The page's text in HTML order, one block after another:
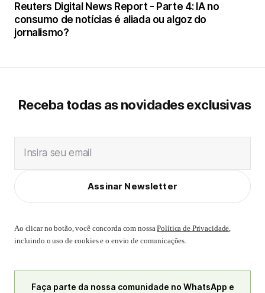
Reuters Digital News Report - Parte 4: IA no
consumo de notícias é aliada ou algoz do
jornalismo?
Receba todas as novidades exclusivas
Insira seu email
Assinar Newsletter
Ao clicar no botão, você concorda com nossaPolítica de Privacidade,
incluindo o uso de cookies e o envio de comunicações.
Faça parte da nossa comunidade no WhatsApp e